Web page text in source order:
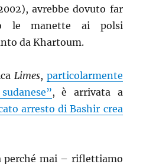
avrebbe dovuto far
le manette ai polsi
da Khartoum.
Limes, particolarmente
, è arrivata a
arresto di Bashir crea
perché mai – riflettiamo